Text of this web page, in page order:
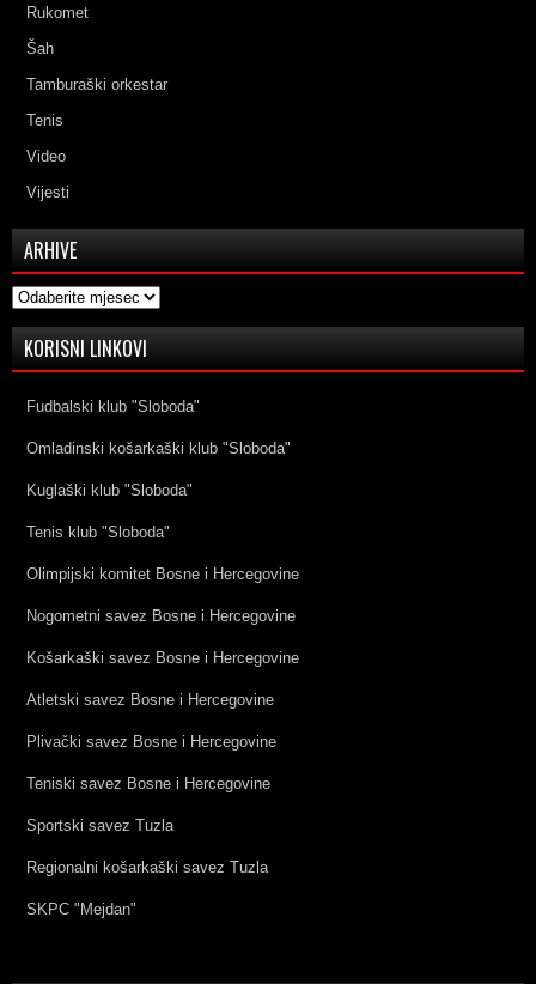
Rukomet
Šah
Tamburaški orkestar
Tenis
Video
Vijesti
ARHIVE
Arhive
KORISNI LINKOVI
Fudbalski klub "Sloboda"
Omladinski košarkaški klub "Sloboda"
Kuglaški klub "Sloboda"
Tenis klub "Sloboda"
Olimpijski komitet Bosne i Hercegovine
Nogometni savez Bosne i Hercegovine
Košarkaški savez Bosne i Hercegovine
Atletski savez Bosne i Hercegovine
Plivački savez Bosne i Hercegovine
Teniski savez Bosne i Hercegovine
Sportski savez Tuzla
Regionalni košarkaški savez Tuzla
SKPC "Mejdan"